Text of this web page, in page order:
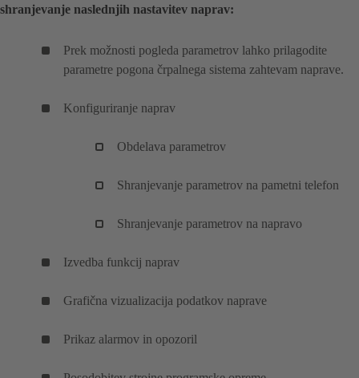
shranjevanje naslednjih nastavitev naprav:
Prek možnosti pogleda parametrov lahko prilagodite
parametre pogona črpalnega sistema zahtevam naprave.
Konfiguriranje naprav
Obdelava parametrov
Shranjevanje parametrov na pametni telefon
Shranjevanje parametrov na napravo
Izvedba funkcij naprav
Grafična vizualizacija podatkov naprave
Prikaz alarmov in opozoril